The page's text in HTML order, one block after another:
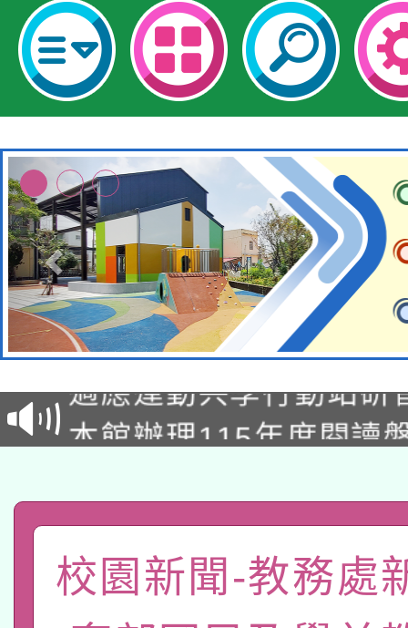
本校115學年度第2次
招)
本館辦理115年度閱讀
礎課程
A3數位素養講師名單
「數位內容與教學軟體
有關大陸委員會函釋公
校園新聞-教務處